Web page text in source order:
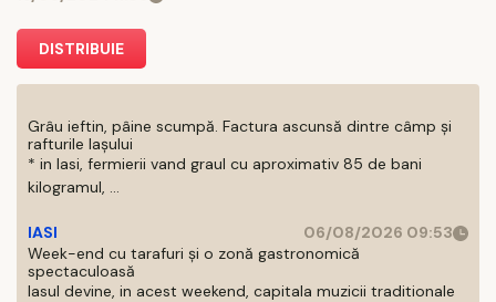
DISTRIBUIE
Grâu ieftin, pâine scumpă. Factura ascunsă dintre câmp și
rafturile Iașului
* in Iasi, fermierii vand graul cu aproximativ 85 de bani
kilogramul, ...
IASI
06/08/2026 09:53
Week-end cu tarafuri și o zonă gastronomică
spectaculoasă
Iasul devine, in acest weekend, capitala muzicii traditionale